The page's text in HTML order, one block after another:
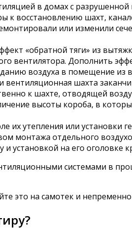
в домах с
восстановлению шахт,
или изменили
«обратной тяги» из
вентилятора. Дополнить
воздуха в помещение из
вентиляционная шахта
к шахте, отводящей
высоты короба, в
их утепления или установки
монтажа отдельного
установкой на его оголовке
системами в
это на самотек и